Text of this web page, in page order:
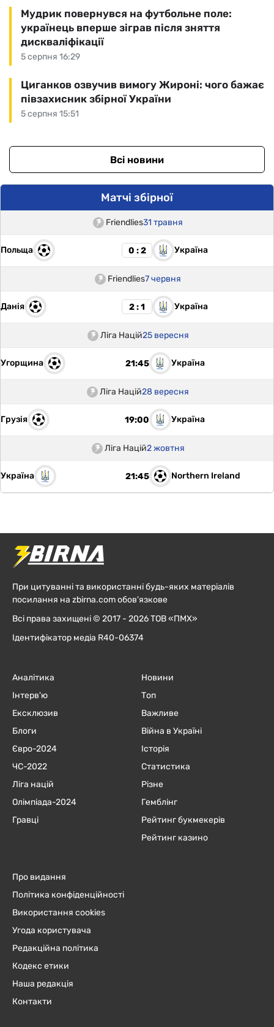
5 серпня 16:29
Мудрик повернувся на футбольне поле:
українець вперше зіграв після зняття
дискваліфікації
5 серпня 15:51
Циганков озвучив вимогу Жироні: чого бажає
півзахисник збірної України
Всі новини
Матчі збірної
Friendlies31 травня
Польща 0 : 2 Україна
Friendlies7 червня
Данія 2 : 1 Україна
Ліга Націй25 вересня
Угорщина 21:45 Україна
Ліга Націй28 вересня
Грузія 19:00 Україна
Ліга Націй2 жовтня
Україна 21:45 Northern Ireland
При цитуванні та використанні будь-яких матеріалів
посилання на zbirna.com обов'язкове
Всі права захищені © 2017 - 2026 ТОВ «ПМХ»
Ідентифікатор медіа R40-06374
Аналітика
Інтерв'ю
Ексклюзив
Блоги
Євро-2024
ЧC-2022
Ліга націй
Олімпіада-2024
Гравці
Новини
Топ
Важливе
Війна в Україні
Історія
Статистика
Різне
Гемблінг
Рейтинг букмекерів
Рейтинг казино
Про видання
Політика конфіденційності
Використання cookies
Угода користувача
Редакційна політика
Кодекс етики
Наша редакція
Контакти